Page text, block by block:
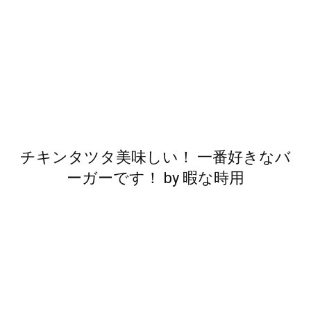
チキンタツタ美味しい！ 一番好きなバ
ーガーです！ by 暇な時用